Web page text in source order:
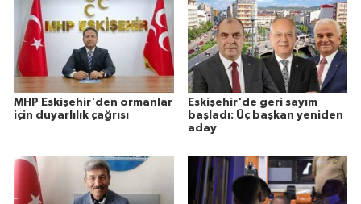
MHP Eskişehir'den ormanlar
için duyarlılık çağrısı
Eskişehir'de geri sayım
başladı: Üç başkan yeniden
aday